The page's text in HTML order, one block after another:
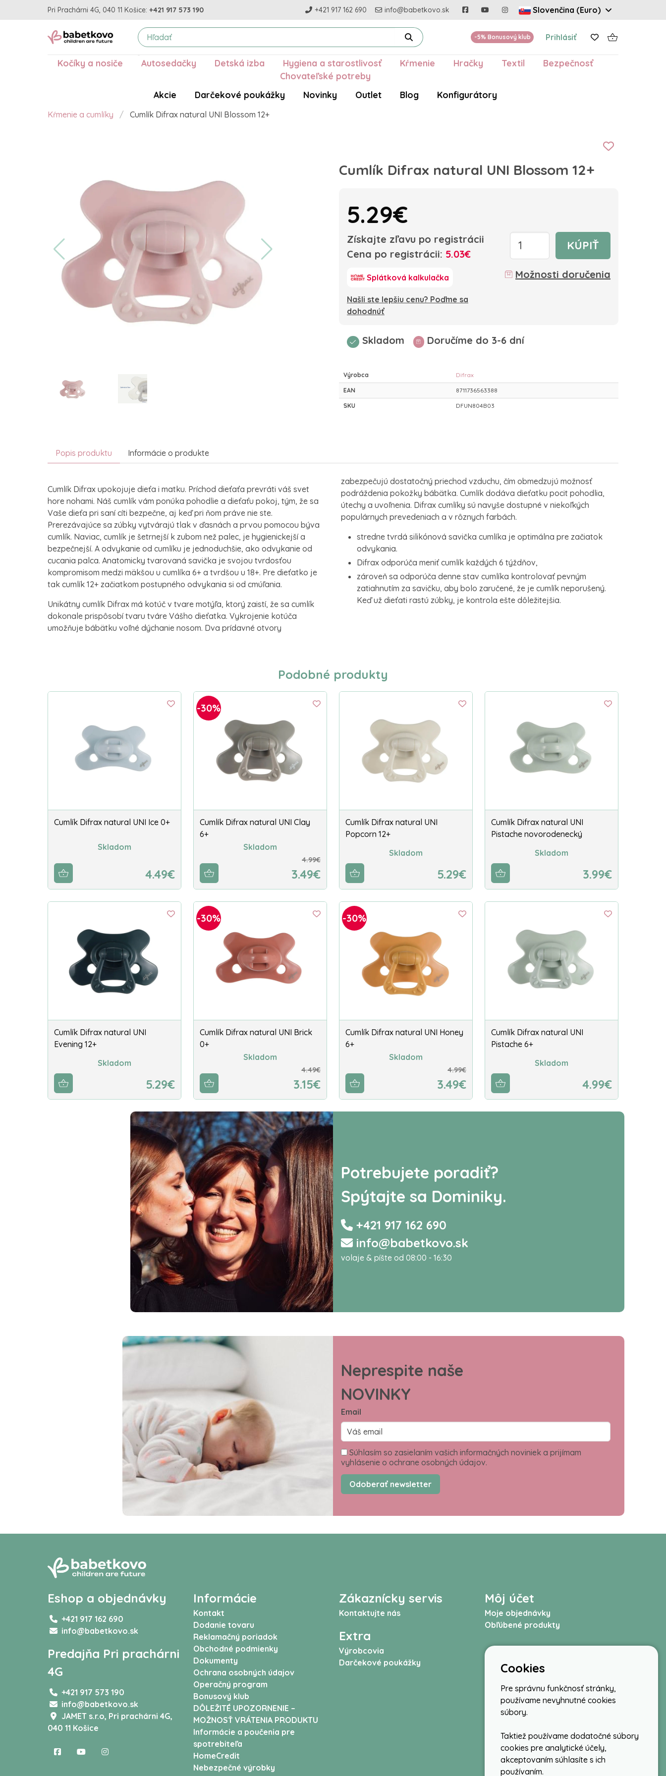
Pri Prachárni 4G, 040 11 Košice: +421 917 573 190 +421 917 162 690 info@babetkovo.sk Slovenčina (Euro)
-5% Bonusový klub Prihlásiť
Kočíky a nosiče Autosedačky Detská izba Hygiena a starostlivosť Kŕmenie Hračky Textil
Bezpečnosť
Chovateľské potreby
Akcie
Darčekové poukážky Novinky Outlet Blog Konfigurátory
Kŕmenie a cumlíky Cumlík Difrax natural UNI Blossom 12+
Cumlík Difrax natural UNI Blossom 12+
5.29€
Získajte zľavu po registrácii
Cena po registrácii: 5.03€
Splátková kalkulačka
Našli ste lepšiu cenu? Poďme sa
dohodnúť
KÚPIŤ
Možnosti doručenia
Skladom Doručíme do 3-6 dní
Výrobca Difrax
EAN 8711736563388
SKU DFUN804B03
Popis produktu Informácie o produkte
Cumlík Difrax upokojuje dieťa i matku. Príchod dieťaťa prevráti váš svet
hore nohami. Náš cumlík vám ponúka pohodlie a dieťaťu pokoj, tým, že sa
Vaše dieťa pri saní cíti bezpečne, aj keď pri ňom práve nie ste.
Prerezávajúce sa zúbky vytvárajú tlak v ďasnách a prvou pomocou býva
cumlík. Naviac, cumlík je šetrnejší k zubom než palec, je hygienickejší a
bezpečnejší. A odvykanie od cumlíku je jednoduchšie, ako odvykanie od
cucania palca. Anatomicky tvarovaná savička je svojou tvrdosťou
kompromisom medzi mäkšou u cumlíka 6+ a tvrdšou u 18+. Pre dieťatko je
tak cumlík 12+ začiatkom postupného odvykania si od cmúľania.
Unikátny cumlík Difrax má kotúč v tvare motýľa, ktorý zaistí, že sa cumlík
dokonale prispôsobí tvaru tváre Vášho dieťatka. Vykrojenie kotúča
umožňuje bábätku voľné dýchanie nosom. Dva prídavné otvory
zabezpečujú dostatočný priechod vzduchu, čím obmedzujú možnosť
podráždenia pokožky bábätka. Cumlík dodáva dieťatku pocit pohodlia,
útechy a uvoľnenia. Difrax cumlíky sú navyše dostupné v niekoľkých
populárnych prevedeniach a v rôznych farbách.
stredne tvrdá silikónová savička cumlíka je optimálna pre začiatok
odvykania.
Difrax odporúča meniť cumlík každých 6 týždňov,
zároveň sa odporúča denne stav cumlíka kontrolovať pevným
zatiahnutím za savičku, aby bolo zaručené, že je cumlík neporušený.
Keď už dieťati rastú zúbky, je kontrola ešte dôležitejšia.
Podobné produkty
Cumlík Difrax natural UNI Ice 0+
Skladom
4.49€
-30%
Cumlík Difrax natural UNI Clay
6+
Skladom
4.99€
3.49€
Cumlík Difrax natural UNI
Popcorn 12+
Skladom
5.29€
Cumlík Difrax natural UNI
Pistache novorodenecký
Skladom
3.99€
Cumlík Difrax natural UNI
Evening 12+
Skladom
5.29€
-30%
Cumlík Difrax natural UNI Brick
0+
Skladom
4.49€
3.15€
-30%
Cumlík Difrax natural UNI Honey
6+
Skladom
4.99€
3.49€
Cumlík Difrax natural UNI
Pistache 6+
Skladom
4.99€
Potrebujete poradiť?
Spýtajte sa Dominiky.
+421 917 162 690
info@babetkovo.sk
volaje & píšte od 08:00 - 16:30
Neprespite naše
NOVINKY
Email
Súhlasím so zasielaním vašich informačných noviniek a prijímam
vyhlásenie o ochrane osobných údajov.
Odoberať newsletter
Eshop a objednávky
+421 917 162 690
info@babetkovo.sk
Predajňa Pri prachárni
4G
+421 917 573 190
info@babetkovo.sk
JAMET s.r.o, Pri prachárni 4G,
040 11 Košice
Informácie
Kontakt
Dodanie tovaru
Reklamačný poriadok
Obchodné podmienky
Dokumenty
Ochrana osobných údajov
Operačný program
Bonusový klub
DÔLEŽITÉ UPOZORNENIE –
MOŽNOSŤ VRÁTENIA PRODUKTU
Informácie a poučenia pre
spotrebiteľa
HomeCredit
Nebezpečné výrobky
Zákaznícky servis
Kontaktujte nás
Extra
Výrobcovia
Darčekové poukážky
Môj účet
Moje objednávky
Obľúbené produkty
Cookies
Pre správnu funkčnosť stránky,
používame nevyhnutné cookies
súbory.
Taktiež používame dodatočné súbory
cookies pre analytické účely,
akceptovaním súhlasíte s ich
používaním.